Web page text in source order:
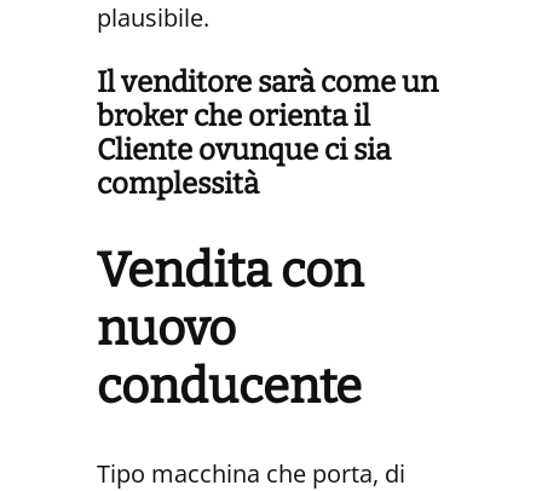
plausibile.
Il venditore sarà come un
broker che orienta il
Cliente ovunque ci sia
complessità
Vendita con
nuovo
conducente
Tipo macchina che porta, di